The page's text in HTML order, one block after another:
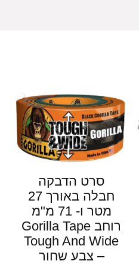
סרט הדבקה
חבלה באורך 27
מטר ו- 71 מ"מ
רוחב Gorilla Tape
Tough And Wide
– צבע שחור